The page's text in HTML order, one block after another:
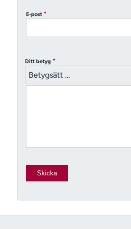
E-post *
Ditt betyg *